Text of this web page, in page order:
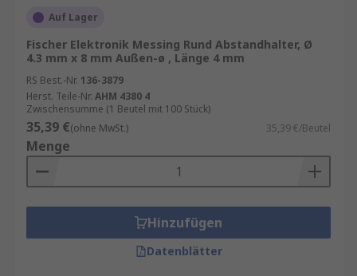
Auf Lager
Fischer Elektronik Messing Rund Abstandhalter, Ø
4.3 mm x 8 mm Außen-ø , Länge 4 mm
RS Best.-Nr. 136-3879
Herst. Teile-Nr. AHM 4380 4
Zwischensumme (1 Beutel mit 100 Stück)
35,39 €(ohne MwSt.) 35,39 €/Beutel
Menge
Hinzufügen
Datenblätter